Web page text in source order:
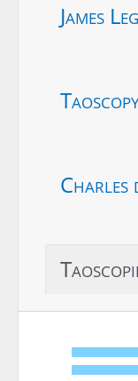
James
Charles